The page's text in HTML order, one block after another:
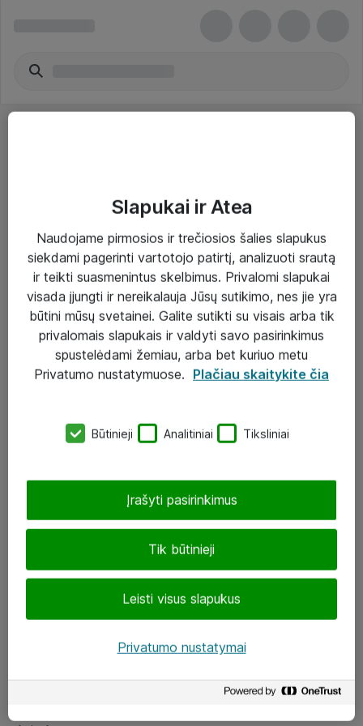
Paslaugos
Sprendimai
Įgyvendinti projektai
Atea ekspertų patarimai verslui
eShop@atea.lt
LinkedIn
Slapukai ir Atea
Naudojame pirmosios ir trečiosios šalies slapukus
siekdami pagerinti vartotojo patirtį, analizuoti srautą
ir teikti suasmenintus skelbimus. Privalomi slapukai
visada įjungti ir nereikalauja Jūsų sutikimo, nes jie yra
būtini mūsų svetainei. Galite sutikti su visais arba tik
privalomais slapukais ir valdyti savo pasirinkimus
spustelėdami žemiau, arba bet kuriuo metu
Privatumo nustatymuose. Plačiau skaitykite čia
Būtinieji Analitiniai Tiksliniai
Tik būtinieji
Leisti visus slapukus
Įrašyti pasirinkimus
Privatumo nustatymai